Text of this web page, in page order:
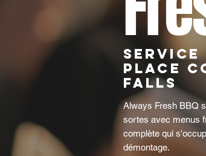
place
Falls
Always Fresh BBQ
sortes avec menus
complète qui
démontage.